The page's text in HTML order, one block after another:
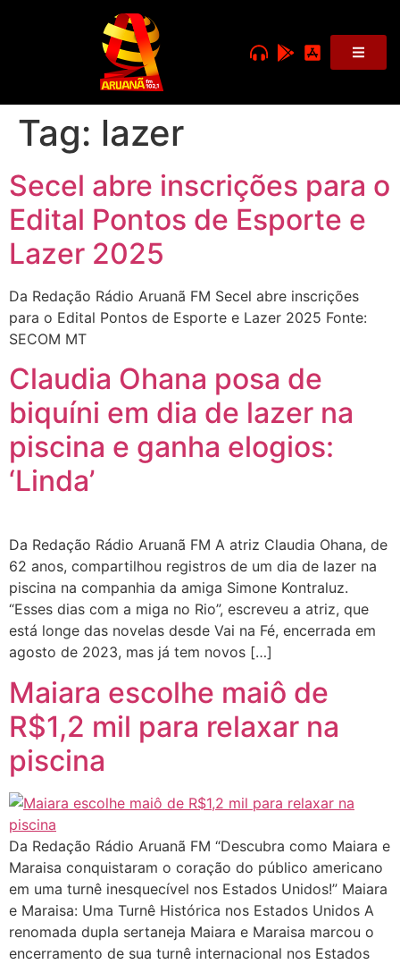
Tag: lazer
Secel abre inscrições para o
Edital Pontos de Esporte e
Lazer 2025
Da Redação Rádio Aruanã FM Secel abre inscrições
para o Edital Pontos de Esporte e Lazer 2025 Fonte:
SECOM MT
Claudia Ohana posa de
biquíni em dia de lazer na
piscina e ganha elogios:
‘Linda’
Da Redação Rádio Aruanã FM A atriz Claudia Ohana, de
62 anos, compartilhou registros de um dia de lazer na
piscina na companhia da amiga Simone Kontraluz.
“Esses dias com a miga no Rio”, escreveu a atriz, que
está longe das novelas desde Vai na Fé, encerrada em
agosto de 2023, mas já tem novos […]
Maiara escolhe maiô de
R$1,2 mil para relaxar na
piscina
Da Redação Rádio Aruanã FM “Descubra como Maiara e
Maraisa conquistaram o coração do público americano
em uma turnê inesquecível nos Estados Unidos!” Maiara
e Maraisa: Uma Turnê Histórica nos Estados Unidos A
renomada dupla sertaneja Maiara e Maraisa marcou o
encerramento de sua turnê internacional nos Estados